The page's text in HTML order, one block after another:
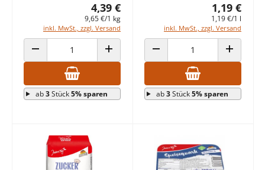
4,39 €
9,65 €/1 kg
inkl. MwSt., zzgl. Versand
ANZAHL VERRINGERN ANZAHL ERHÖHEN
ab3Stück5% sparen
1,19 €
1,19 €/1 l
inkl. MwSt., zzgl. Versand
ANZAHL VERRINGERN ANZAHL
ab3Stück5% sparen